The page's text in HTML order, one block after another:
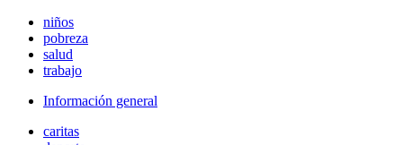
niños
pobreza
salud
trabajo
Información general
caritas